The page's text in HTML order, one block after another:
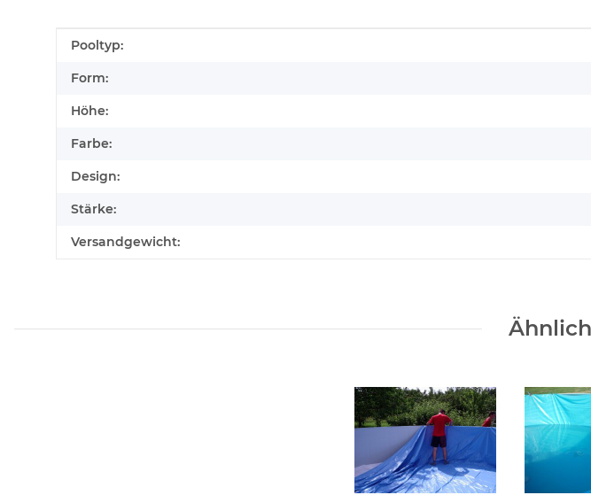
Produkteigenschaft
Wert
Pooltyp:
Form:
Höhe:
Farbe:
Design:
Stärke:
Versandgewicht: